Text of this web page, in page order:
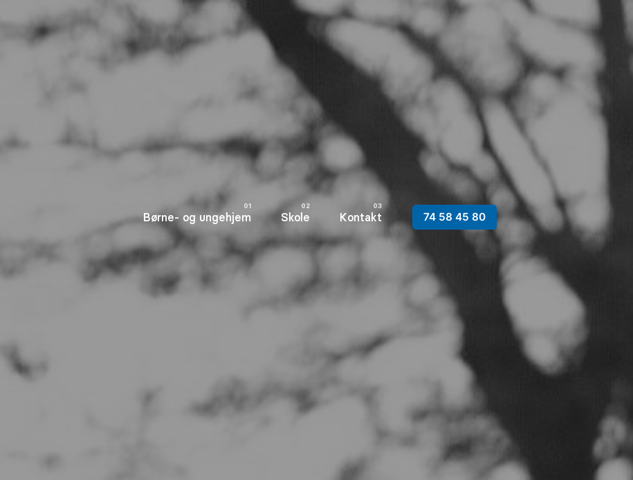
Børne- og ungehjem Skole Kontakt 74 58 45 80